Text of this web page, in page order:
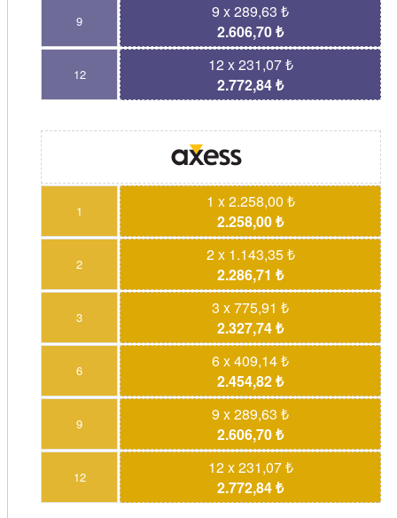
9
9 x 289,63 ₺
2.606,70 ₺
12
12 x 231,07 ₺
2.772,84 ₺
1
1 x 2.258,00 ₺
2.258,00 ₺
2
2 x 1.143,35 ₺
2.286,71 ₺
3
3 x 775,91 ₺
2.327,74 ₺
6
6 x 409,14 ₺
2.454,82 ₺
9
9 x 289,63 ₺
2.606,70 ₺
12
12 x 231,07 ₺
2.772,84 ₺